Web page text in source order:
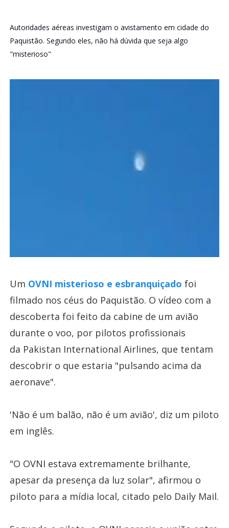
Autoridades aéreas investigam o avistamento em cidade do
Paquistão. Segundo eles, não há dúvida que seja algo
"misterioso"
Um OVNI misterioso e esbranquiçado foi
filmado nos céus do Paquistão. O vídeo com a
descoberta foi feito da cabine de um avião
durante o voo, por pilotos profissionais
da Pakistan International Airlines, que tentam
descobrir o que estaria "pulsando acima da
aeronave".
'Não é um balão, não é um avião', diz um piloto
em inglês.
"O OVNI estava extremamente brilhante,
apesar da presença da luz solar", afirmou o
piloto para a mídia local, citado pelo Daily Mail.